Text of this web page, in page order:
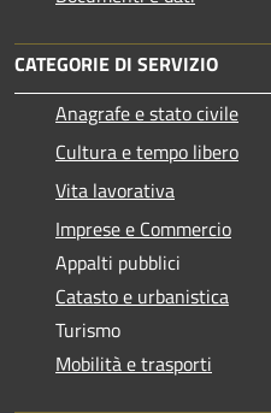
CATEGORIE DI SERVIZIO
Anagrafe e stato civile
Cultura e tempo libero
Vita lavorativa
Imprese e Commercio
Appalti pubblici
Catasto e urbanistica
Turismo
Mobilità e trasporti